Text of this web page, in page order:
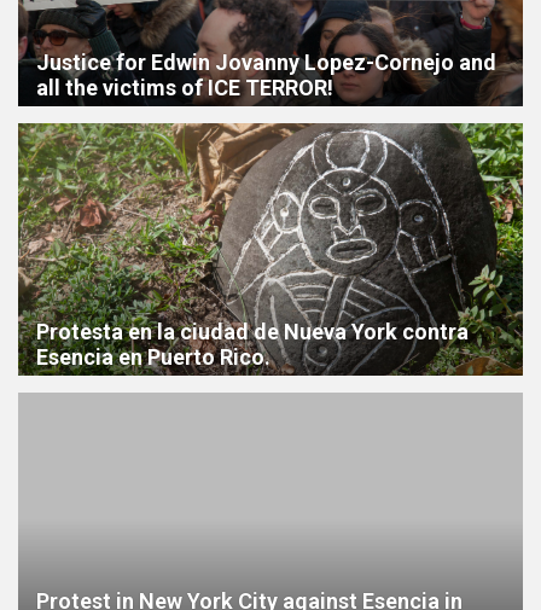
Justice for Edwin Jovanny Lopez-Cornejo and
all the victims of ICE TERROR!
Protesta en la ciudad de Nueva York contra
Esencia en Puerto Rico.
Protest in New York City against Esencia in